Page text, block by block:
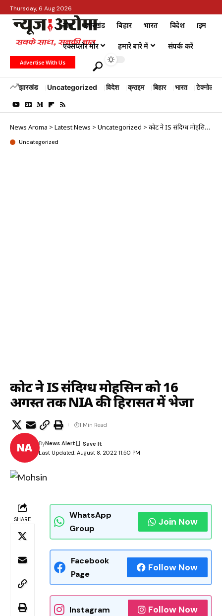
Thursday, 6 Aug 2026
होम झारखंड बिहार भारत विदेश क्राइम
एक्सप्लोर मोर हमारे बारे में संपर्क करें
Advertise With Us
झारखंड Uncategorized विदेश क्राइम बिहार भारत टेक्नोलॉजी
News Aroma > Latest News > Uncategorized > कोर्ट ने IS संदिग्ध मोहसिन को 16 अगस्त तक NIA की हिरासत में भेजा
Uncategorized
कोर्ट ने IS संदिग्ध मोहसिन को 16
अगस्त तक NIA की हिरासत में भेजा
Last Updated: August 8, 2022 11:50 PM
ByNews Alert
1 Min Read
SHARE
WhatsApp
Group
Join Now
Facebook
Page
Follow Now
Instagram Follow Now